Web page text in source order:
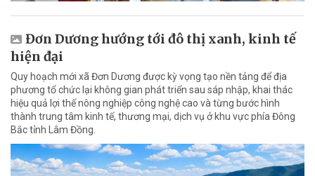
Đơn Dương hướng tới đô thị xanh, kinh tế
hiện đại
Quy hoạch mới xã Đơn Dương được kỳ vọng tạo nền tảng để địa
phương tổ chức lại không gian phát triển sau sáp nhập, khai thác
hiệu quả lợi thế nông nghiệp công nghệ cao và từng bước hình
thành trung tâm kinh tế, thương mại, dịch vụ ở khu vực phía Đông
Bắc tỉnh Lâm Đồng.